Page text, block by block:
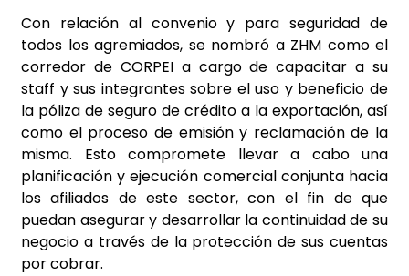
Con relación al convenio y para seguridad de
todos los agremiados, se nombró a ZHM como el
corredor de CORPEI a cargo de capacitar a su
staff y sus integrantes sobre el uso y beneficio de
la póliza de seguro de crédito a la exportación, así
como el proceso de emisión y reclamación de la
misma. Esto compromete llevar a cabo una
planificación y ejecución comercial conjunta hacia
los afiliados de este sector, con el fin de que
puedan asegurar y desarrollar la continuidad de su
negocio a través de la protección de sus cuentas
por cobrar.